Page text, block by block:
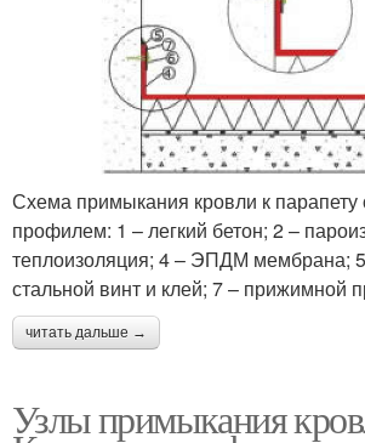
Схема примыкания кровли к
профилем: 1 – легкий бетон; 2 –
теплоизоляция; 4 – ЭПДМ мембрана; 5
стальной винт и клей; 7 – прижимной
читать дальше →
Узлы примыкания